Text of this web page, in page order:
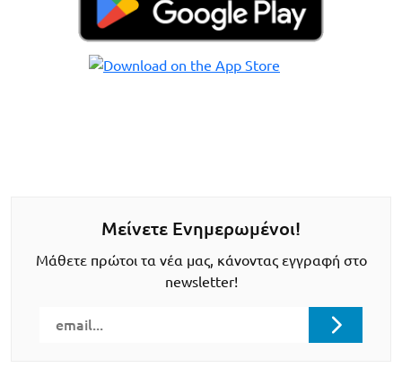
Μείνετε Ενημερωμένοι!
Μάθετε πρώτοι τα νέα μας, κάνοντας εγγραφή στο
newsletter!